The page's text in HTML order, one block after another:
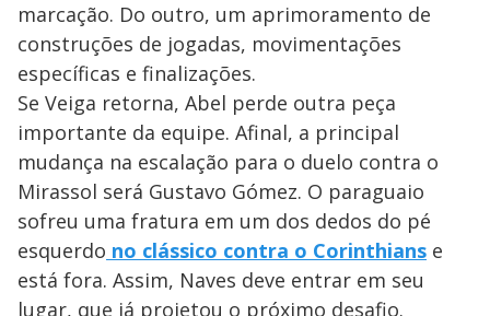
marcação. Do outro, um aprimoramento de
construções de jogadas, movimentações
específicas e finalizações.
Se Veiga retorna, Abel perde outra peça
importante da equipe. Afinal, a principal
mudança na escalação para o duelo contra o
Mirassol será Gustavo Gómez. O paraguaio
sofreu uma fratura em um dos dedos do pé
esquerdo no clássico contra o Corinthians e
está fora. Assim, Naves deve entrar em seu
lugar, que já projetou o próximo desafio.